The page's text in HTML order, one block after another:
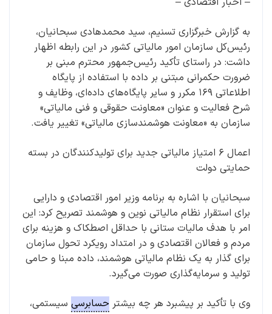
به گزارش خبرگزاری تسنیم، سید محمدهادی سبحانیان،
رئیس‌کل سازمان امور مالیاتی کشور در این رابطه اظهار
داشت: در راستای تأکید رئیس‌جمهور محترم مبنی بر
ضرورت حکمرانی مبتنی بر داده با استفاده از پایگاه
اطلاعاتی ۱۶۹ مکرر و سایر پایگاه‌های داده‌ای، وظایف و
شرح فعالیت و عنوان «معاونت حقوقی و فنی مالیاتی»
سازمان به «معاونت هوشمندسازی مالیاتی» تغییر یافت.
اعمال ۶ امتیاز مالیاتی جدید برای تولیدکنندگان در بسته
حمایتی دولت
سبحانیان با اشاره به برنامه وزیر امور اقتصادی و دارایی
برای استقرار نظام مالیاتی نوین و هوشمند تصریح کرد: این
امر با هدف مالیات ستانی با حداقل اصطکاک و هزینه برای
مردم و فعالان اقتصادی و در امتداد رویکرد تحول سازمان
برای گذار به یک نظام مالیاتی هوشمند، داده مبنا و حامی
تولید و سرمایه‌گذاری صورت می‌گیرد.
وی با تأکید بر پیشبرد هر چه بیشتر حسابرسی سیستمی،